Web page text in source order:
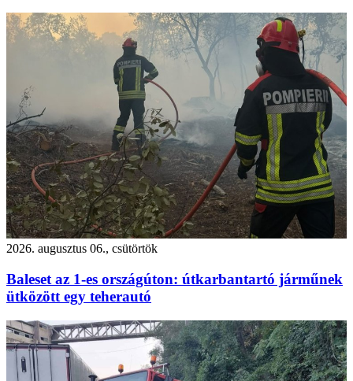
2026. augusztus 06., csütörtök
Baleset az 1-es országúton: útkarbantartó járműnek
ütközött egy teherautó